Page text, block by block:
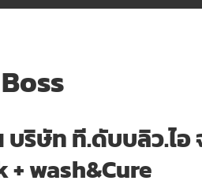
Boss
ริษัท ที.ดับบลิว.ไอ
+ wash&Cure